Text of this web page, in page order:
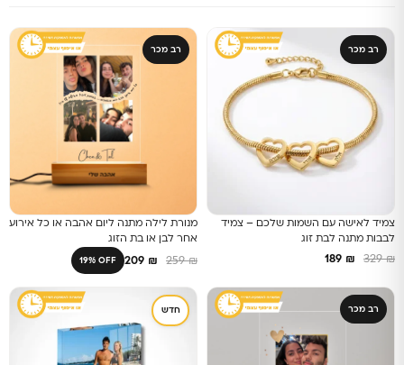
רב מכר
צמיד לאישה עם השמות שלכם – צמיד
לבבות מתנה לבת זוג
₪
329
₪
רב מכר
מנורת לילה מתנה ליום אהבה או כל אירוע
אחר לבן או בת הזוג
₪
259
₪
19% OFF
רב מכר חדש